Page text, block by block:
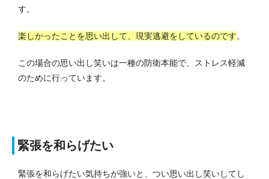
す。
楽しかったことを思い出して、現実逃避をしているのです。
この場合の思い出し笑いは一種の防衛本能で、ストレス軽減
のために行っています。
緊張を和らげたい
緊張を和らげたい気持ちが強いと、つい思い出し笑いしてし